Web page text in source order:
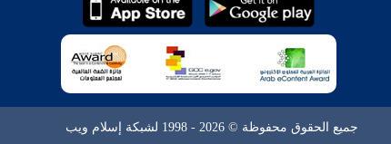
جميع الحقوق محفوظة © 2026 - 1998 لشبكة إسلام ويب